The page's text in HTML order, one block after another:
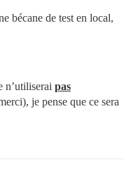
bécane de test en local,
n’utiliserai pas
je pense que ce sera